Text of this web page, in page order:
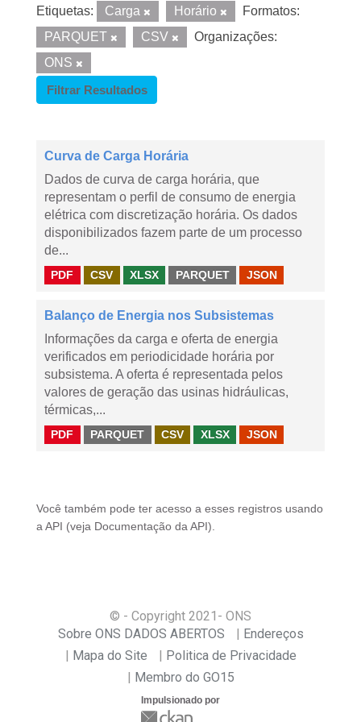
Etiquetas: Carga Horário
Formatos:
PARQUET
CSV
Organizações:
ONS
Filtrar Resultados
Curva de Carga Horária
Dados de curva de carga horária, que
representam o perfil de consumo de energia
elétrica com discretização horária. Os dados
disponibilizados fazem parte de um processo
de...
PDF CSV XLSX PARQUET JSON
Balanço de Energia nos Subsistemas
Informações da carga e oferta de energia
verificados em periodicidade horária por
subsistema. A oferta é representada pelos
valores de geração das usinas hidráulicas,
térmicas,...
PDF PARQUET CSV XLSX JSON
Você também pode ter acesso a esses registros usando
a API (veja Documentação da API ).
© - Copyright 2021 - ONS
Sobre ONS DADOS ABERTOS
Endereços
Mapa do Site
Politica de Privacidade
Membro do GO15
Impulsionado por